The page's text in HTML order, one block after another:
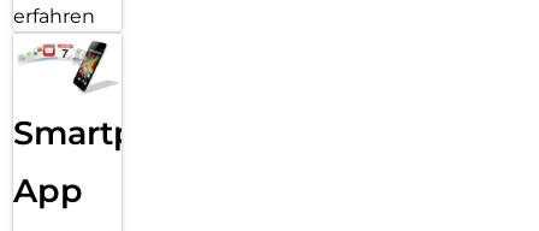
erfahren
Smartphone
App